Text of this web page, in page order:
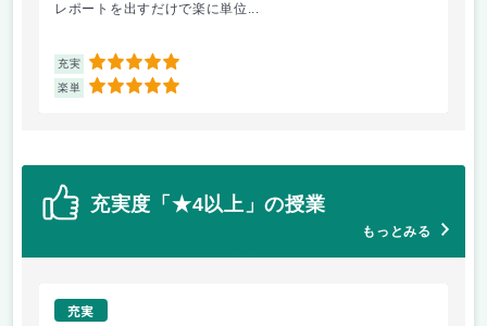
レポートを出すだけで楽に単位...
充実 5
楽単 5
充実度「★4以上」の授業
もっとみる
充実